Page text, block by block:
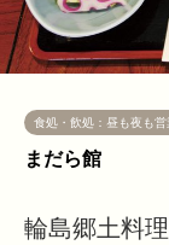
食処・飲処：昼も夜も
まだら館
輪島郷土料